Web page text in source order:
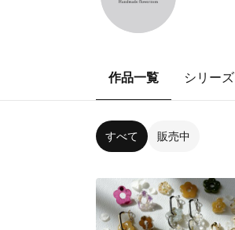
作品一覧 シリーズ
すべて 販売中